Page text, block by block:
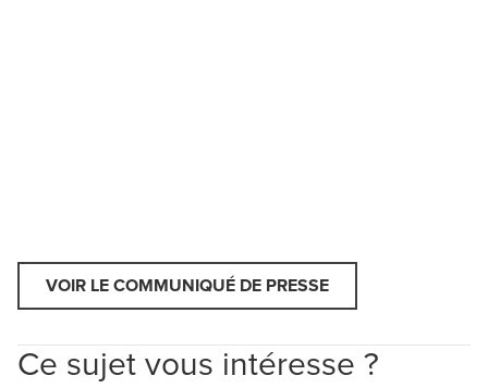
VOIR LE COMMUNIQUÉ DE PRESSE
Ce sujet vous intéresse ?